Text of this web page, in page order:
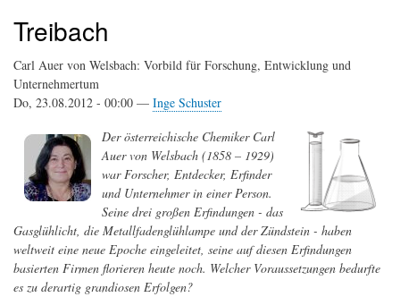
Treibach
Carl Auer von Welsbach: Vorbild für Forschung, Entwicklung und
Unternehmertum
Do, 23.08.2012 - 00:00 — Inge Schuster
Der österreichische Chemiker Carl
Auer von Welsbach (1858 – 1929)
war Forscher, Entdecker, Erfinder
und Unternehmer in einer Person.
Seine drei großen Erfindungen - das
Gasglühlicht, die Metallfadenglühlampe und der Zündstein - haben
weltweit eine neue Epoche eingeleitet, seine auf diesen Erfindungen
basierten Firmen florieren heute noch. Welcher Voraussetzungen bedurfte
es zu derartig grandiosen Erfolgen?